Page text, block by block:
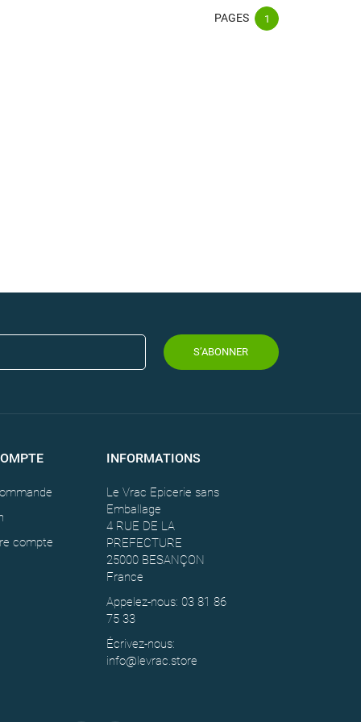
PAGES 1
S’ABONNER
compte
INFORMATIONS
Le Vrac Epicerie sans
Emballage
4 RUE DE LA
PREFECTURE
25000 BESANÇON
France
Appelez-nous: 03 81 86
75 33
Écrivez-nous:
info@levrac.store